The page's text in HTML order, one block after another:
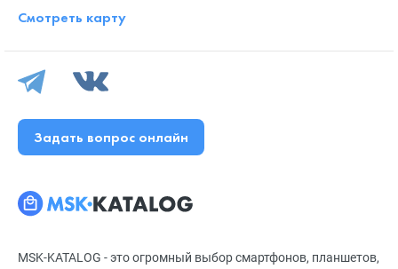
MSK-KATALOG - это огромный выбор смартфонов, планшетов,
Смотреть карту
Задать вопрос онлайн